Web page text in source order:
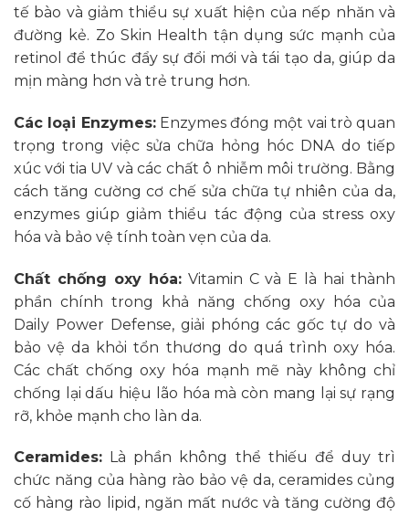
tế bào và giảm thiểu sự xuất hiện của nếp nhăn và
đường kẻ. Zo Skin Health tận dụng sức mạnh của
retinol để thúc đẩy sự đổi mới và tái tạo da, giúp da
mịn màng hơn và trẻ trung hơn.
Các loại Enzymes:Enzymes đóng một vai trò quan
trọng trong việc sửa chữa hỏng hóc DNA do tiếp
xúc với tia UV và các chất ô nhiễm môi trường. Bằng
cách tăng cường cơ chế sửa chữa tự nhiên của da,
enzymes giúp giảm thiểu tác động của stress oxy
hóa và bảo vệ tính toàn vẹn của da.
Chất chống oxy hóa:Vitamin C và E là hai thành
phần chính trong khả năng chống oxy hóa của
Daily Power Defense, giải phóng các gốc tự do và
bảo vệ da khỏi tổn thương do quá trình oxy hóa.
Các chất chống oxy hóa mạnh mẽ này không chỉ
chống lại dấu hiệu lão hóa mà còn mang lại sự rạng
rỡ, khỏe mạnh cho làn da.
Ceramides: Là phần không thể thiếu để duy trì
chức năng của hàng rào bảo vệ da, ceramides củng
cố hàng rào lipid, ngăn mất nước và tăng cường độ